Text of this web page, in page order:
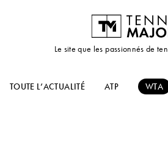
Le site que les passionnés de
TOUTE L’ACTUALITÉ ATP WTA